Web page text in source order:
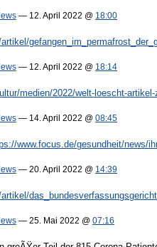
— 12. April 2022 @ 18:00
— 12. April 2022 @ 18:14
medien/2022/welt-loescht-
— 14. April 2022 @ 08:45
www.focus.de/gesundheit/news/
— 20. April 2022 @ 14:39
— 25. Mai 2022 @ 07:16